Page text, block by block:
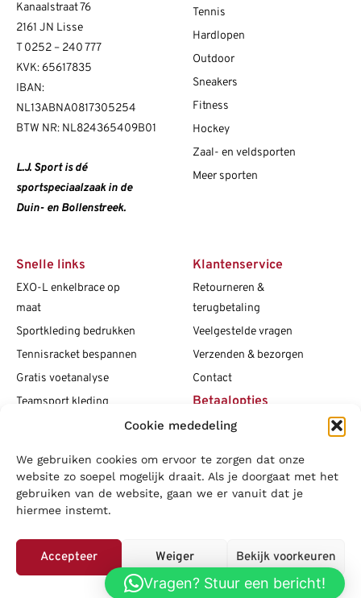
Cookie mededeling
We gebruiken cookies om ervoor te zorgen dat onze
website zo soepel mogelijk draait. Als je doorgaat met het
gebruiken van de website, gaan we er vanuit dat je
hiermee instemt.
Accepteer Weiger Bekijk voorkeuren
Privacybeleid
Kanaalstraat 76
2161 JN Lisse
T 0252 – 240 777
KVK: 65617835
IBAN:
NL13ABNA0817305254
BTW NR: NL824365409B01
L.J. Sport is dé
sportspeciaalzaak in de
Duin- en Bollenstreek.
Tennis
Hardlopen
Outdoor
Sneakers
Fitness
Hockey
Zaal- en veldsporten
Meer sporten
Snelle links
EXO-L enkelbrace op
maat
Sportkleding bedrukken
Tennisracket bespannen
Gratis voetanalyse
Teamsport kleding
Vacatures
Blogs
Klantenservice
Retourneren &
terugbetaling
Veelgestelde vragen
Verzenden & bezorgen
Contact
Betaalopties
Social media
LOWA|Adidas| Mizuno| Nike|Speedo|Asics |Babolat|Falke
|
Superfeet
Vragen? Stuur een bericht!